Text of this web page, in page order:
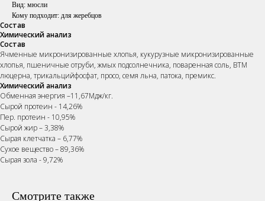
Вид: мюсли
Кому подходит: для жеребцов
Состав
Химический анализ
Состав
Ячменные микронизированные хлопья, кукурузные микронизированные
хлопья, пшеничные отруби, жмых подсолнечника, поваренная соль, ВТМ
люцерна, трикальцийфосфат, просо, семя льна, патока, премикс.
Химический анализ
Обменная энергия –11,67Мдж/кг.
Сырой протеин - 14,26%
Пер. протеин - 10,95%
Сырой жир – 3,38%
Сырая клетчатка – 6,77%
Сухое вещество – 89,36%
Сырая зола - 9,72%
Смотрите также